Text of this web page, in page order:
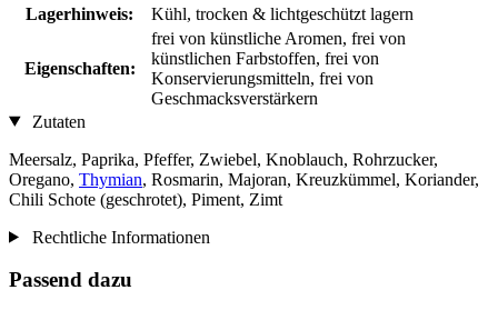
Lagerhinweis:
Kühl, trocken & lichtgeschützt lagern
Eigenschaften:
frei von künstliche Aromen, frei von
künstlichen Farbstoffen, frei von
Konservierungsmitteln, frei von
Geschmacksverstärkern
Zutaten
Meersalz, Paprika, Pfeffer, Zwiebel, Knoblauch, Rohrzucker,
Oregano, Thymian, Rosmarin, Majoran, Kreuzkümmel, Koriander,
Chili Schote (geschrotet), Piment, Zimt
Rechtliche Informationen
Passend dazu